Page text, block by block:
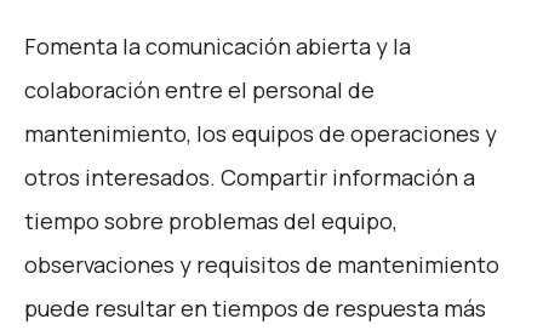
Fomenta la comunicación abierta y la
colaboración entre el personal de
mantenimiento, los equipos de operaciones y
otros interesados. Compartir información a
tiempo sobre problemas del equipo,
observaciones y requisitos de mantenimiento
puede resultar en tiempos de respuesta más